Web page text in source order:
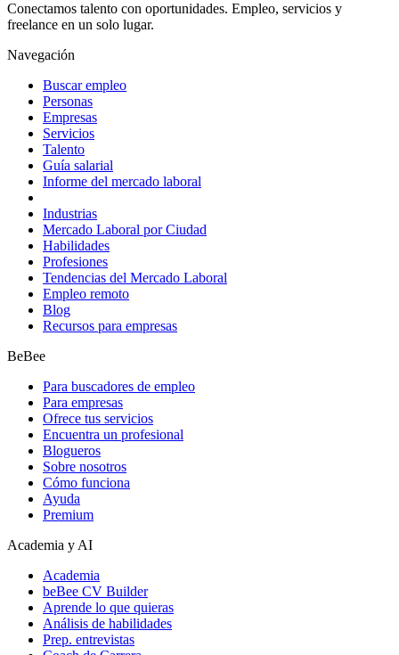
Conectamos talento con oportunidades. Empleo, servicios y
freelance en un solo lugar.
Navegación
Buscar empleo
Personas
Empresas
Servicios
Talento
Guía salarial
Informe del mercado laboral
Industrias
Mercado Laboral por Ciudad
Habilidades
Profesiones
Tendencias del Mercado Laboral
Empleo remoto
Blog
Recursos para empresas
BeBee
Para buscadores de empleo
Para empresas
Ofrece tus servicios
Encuentra un profesional
Blogueros
Sobre nosotros
Cómo funciona
Ayuda
Premium
Academia y AI
Academia
beBee CV Builder
Aprende lo que quieras
Análisis de habilidades
Prep. entrevistas